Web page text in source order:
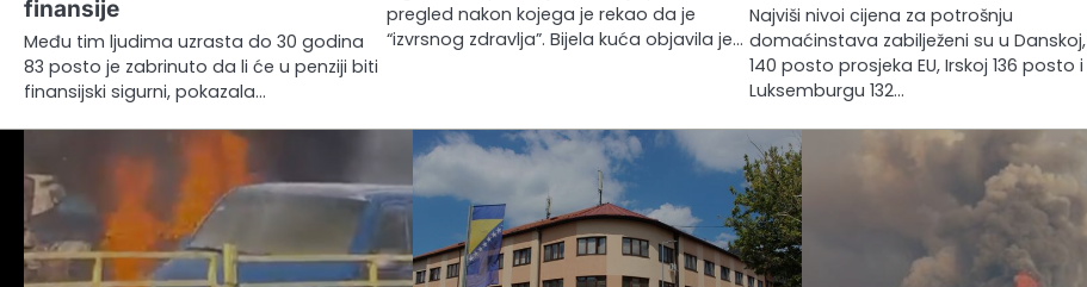
finansije
Među tim ljudima uzrasta do 30 godina
83 posto je zabrinuto da li će u penziji biti
finansijski sigurni, pokazala…
pregled nakon kojega je rekao da je
“izvrsnog zdravlja”. Bijela kuća objavila je…
Najviši nivoi cijena za potrošnju
domaćinstava zabilježeni su u Danskoj,
140 posto prosjeka EU, Irskoj 136 posto i
Luksemburgu 132…